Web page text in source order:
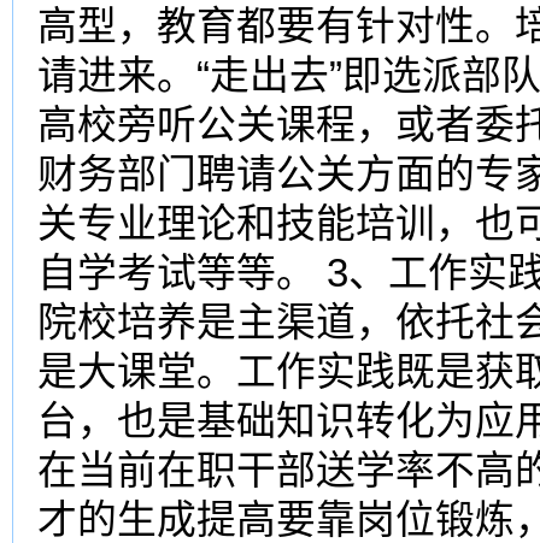
高型，教育都要有针对性。
请进来。“走出去”即选派部
高校旁听公关课程，或者委
财务部门聘请公关方面的专
关专业理论和技能培训，也
自学考试等等。 3、工作实
院校培养是主渠道，依托社
是大课堂。工作实践既是获
台，也是基础知识转化为应
在当前在职干部送学率不高
才的生成提高要靠岗位锻炼